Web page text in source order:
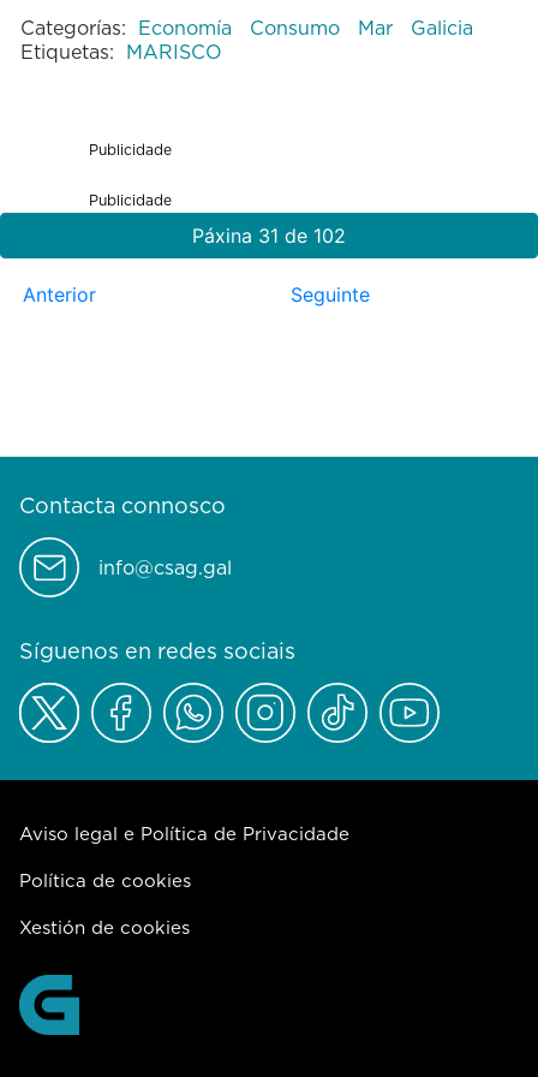
Categorías: Economía Consumo Mar
Galicia
Etiquetas: MARISCO
Publicidade
Publicidade
Páxina 31 de 102
Anterior Seguinte
Contacta connosco
info@csag.gal
Síguenos en redes sociais
Aviso legal e Política de Privacidade
Política de cookies
Xestión de cookies